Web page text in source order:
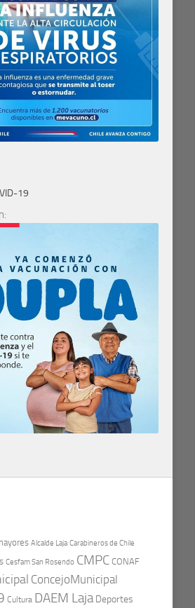
19
Alcalde Laja Carabineros de Chile
Cesfam San Rosendo CMPC CONAF
ConcejoMunicipal
Cultura DAEM Laja Deportes